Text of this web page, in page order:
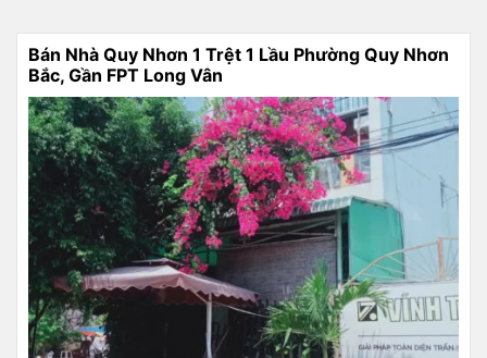
Bán Nhà Quy Nhơn 1 Trệt 1 Lầu Phường Quy Nhơn
Bắc, Gần FPT Long Vân